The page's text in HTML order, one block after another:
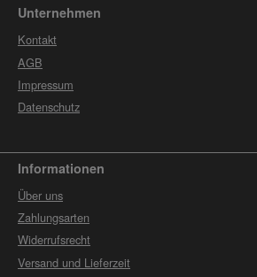
Unternehmen
Kontakt
AGB
Impressum
Datenschutz
Informationen
Über uns
Zahlungsarten
Widerrufsrecht
Versand und Lieferzeit